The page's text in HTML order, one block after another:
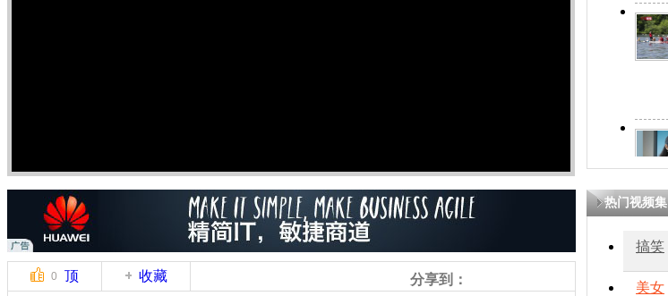
0 顶 收藏 分享到：
热门视频集
搞笑
美女